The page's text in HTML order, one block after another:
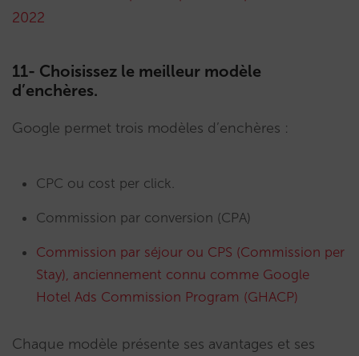
2022
11- Choisissez le meilleur modèle
d’enchères.
Google permet trois modèles d’enchères :
CPC ou cost per click.
Commission par conversion (CPA)
Commission par séjour ou CPS (Commission per
Stay), anciennement connu comme Google
Hotel Ads Commission Program (GHACP)
Chaque modèle présente ses avantages et ses